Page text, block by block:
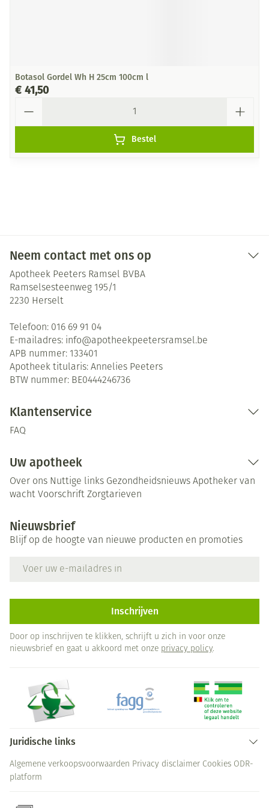
Botasol Gordel Wh H 25cm 100cm l
€ 41,50
Bestel
Neem contact met ons op
Apotheek Peeters Ramsel BVBA
Ramselsesteenweg 195/1
2230 Herselt
Telefoon: 016 69 91 04
E-mailadres: info@apotheekpeetersramsel.be
APB nummer: 133401
Apotheek titularis: Annelies Peeters
BTW nummer: BE0444246736
Klantenservice
FAQ
Uw apotheek
Over ons Nuttige links Gezondheidsnieuws Apotheker van
wacht Voorschrift Zorgtarieven
Nieuwsbrief
Blijf op de hoogte van nieuwe producten en promoties
Inschrijven
Door op inschrijven te klikken, schrijft u zich in voor onze
nieuwsbrief en gaat u akkoord met onze privacy policy.
Juridische links
Algemene verkoopsvoorwaarden Privacy disclaimer Cookies ODR-
platform